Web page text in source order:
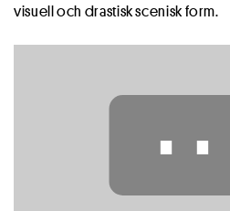
visuell och drastisk scenisk form.